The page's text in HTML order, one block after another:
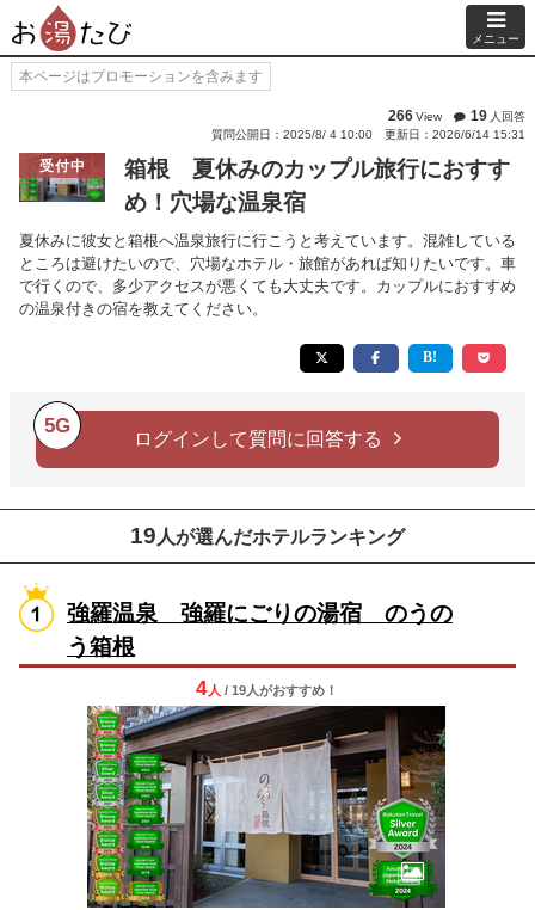
メニュー
本ページはプロモーションを含みます
266View 19 人回答
質問公開日：2025/8/ 4 10:00
更新日：2026/6/14 15:31
受付中
箱根 夏休みのカップル旅行におすす
め！穴場な温泉宿
夏休みに彼女と箱根へ温泉旅行に行こうと考えています。混雑している
ところは避けたいので、穴場なホテル・旅館があれば知りたいです。車
で行くので、多少アクセスが悪くても大丈夫です。カップルにおすすめ
の温泉付きの宿を教えてください。
5G
ログインして質問に回答する
19 人が選んだホテルランキング
強羅温泉 強羅にごりの湯宿 のうの
う箱根
4人 / 19人がおすすめ！